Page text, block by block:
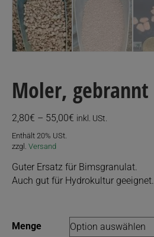
Moler, gebrannt
2,80€ – 55,00€ Preisspanne:
inkl. USt.
Enthält 20% USt.
zzgl. Versand
Guter Ersatz für Bimsgranulat.
Auch gut für Hydrokultur geeignet.
Menge